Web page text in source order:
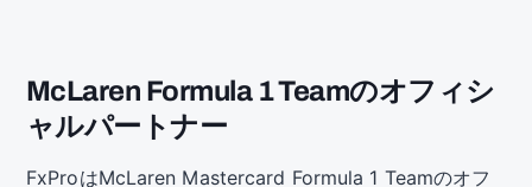
McLaren Formula 1 Teamのオフィシ
ャルパートナー
FxProはMcLaren Mastercard Formula 1 Teamのオフ